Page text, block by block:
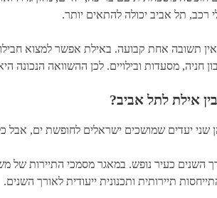
רכב, תל אביב יכולה להתאים יותר.
תשובה אחת קבועה. באילת אפשר למצוא
חניה, מסעדות ובילויים. לכן ההשוואה הנכונה
אילת לתל אביב?
שני יעדים שמושכים ישראלים לחופשת ים,
השנים כעיר נופש. במאגר מסמכי התיירות של
תיירותית ותכנונית ייעודית לאורך השנים.